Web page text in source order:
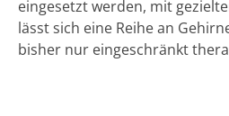
eingesetzt werden, mit
lässt sich eine Reihe an
bisher nur eingeschränkt
Verfahren dieser Art wurden